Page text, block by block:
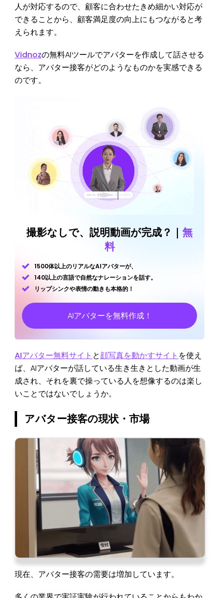
人が対応するので、顧客に合わせたきめ細かい対応が
できることから、顧客満足度の向上にもつながると考
えられます。
Vidnozの無料AIツールでアバターを作成して話させる
なら、アバター接客がどのようなものかを実感できる
のです。
撮影なしで、説明動画が完成？｜ 無
料
1500体以上のリアルなAIアバターが、
140以上の言語で自然なナレーションを話す。
リップシンクや表情の動きも本格的！
AIアバターを無料作成！
AIアバター無料サイト と顔写真を動かすサイト を使え
ば、AIアバターが話している生き生きとした動画が生
成され、それを裏で操っている人を想像するのは楽し
いことではないでしょうか。
アバター接客の現状・市場
現在、アバター接客の需要は増加しています。